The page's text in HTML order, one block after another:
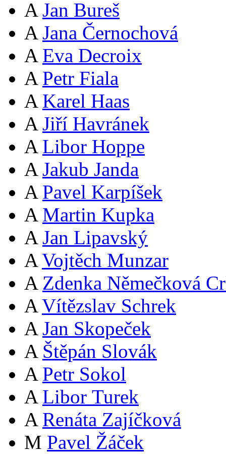
A Jan Bureš
A Jana Černochová
A Eva Decroix
A Petr Fiala
A Karel Haas
A Jiří Havránek
A Libor Hoppe
A Jakub Janda
A Pavel Karpíšek
A Martin Kupka
A Jan Lipavský
A Vojtěch Munzar
A Zdenka Němečková
A Vítězslav Schrek
A Jan Skopeček
A Štěpán Slovák
A Petr Sokol
A Libor Turek
A Renáta Zajíčková
M Pavel Žáček